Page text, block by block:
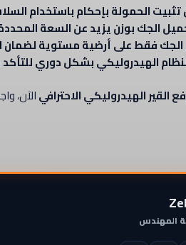
الحمولة بإحكام باستخدام
بوزن يزيد عن السعة المحددة (1100 رطل) لتفادي الحوادث أو
فقط على أرضية مستوية لضمان
الهيدروليكي بشكل دوري
القير الهيدروليكي الاحترافيالآن،
المهندس